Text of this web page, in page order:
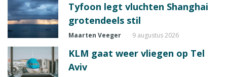
Tyfoon legt vluchten Shanghai
grotendeels stil
Maarten Veeger 9 augustus 2026
KLM gaat weer vliegen op Tel
Aviv